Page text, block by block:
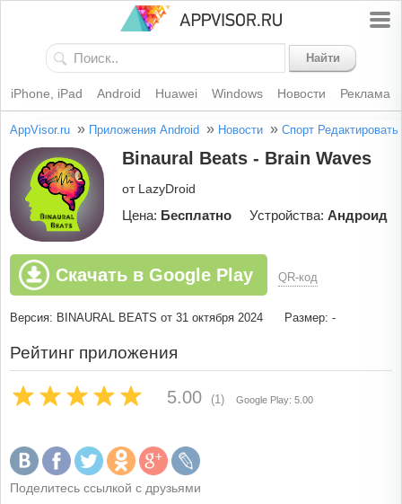
Найти
iPhone, iPad Android Huawei Windows Новости Реклама
AppVisor.ru » Приложения Android » Новости » Спорт Редактировать
Binaural Beats - Brain Waves
от LazyDroid
Цена: Бесплатно Устройства: Андроид
Скачать в Google Play QR-код
Версия: BINAURAL BEATS от 31 октября 2024 Размер: -
Рейтинг приложения
5.00 (1) Google Play: 5.00
Поделитесь ссылкой с друзьями